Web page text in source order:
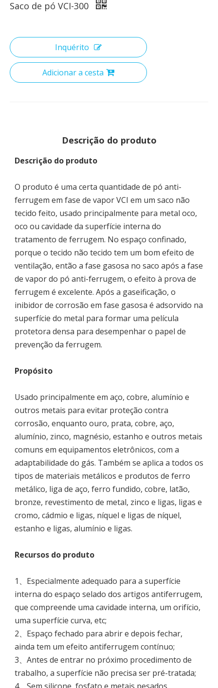
Saco de pó VCI-300
Inquérito
Adicionar a cesta
Descrição do produto
Descrição do produto
O produto é uma certa quantidade de pó anti-
ferrugem em fase de vapor VCI em um saco não
tecido feito, usado principalmente para metal oco,
oco ou cavidade da superfície interna do
tratamento de ferrugem. No espaço confinado,
porque o tecido não tecido tem um bom efeito de
ventilação, então a fase gasosa no saco após a fase
de vapor do pó anti-ferrugem, o efeito à prova de
ferrugem é excelente. Após a gaseificação, o
inibidor de corrosão em fase gasosa é adsorvido na
superfície do metal para formar uma película
protetora densa para desempenhar o papel de
prevenção da ferrugem.
Propósito
Usado principalmente em aço, cobre, alumínio e
outros metais para evitar proteção contra
corrosão, enquanto ouro, prata, cobre, aço,
alumínio, zinco, magnésio, estanho e outros metais
comuns em equipamentos eletrônicos, com a
adaptabilidade do gás. Também se aplica a todos os
tipos de materiais metálicos e produtos de ferro
metálico, liga de aço, ferro fundido, cobre, latão,
bronze, revestimento de metal, zinco e ligas, ligas e
cromo, cádmio e ligas, níquel e ligas de níquel,
estanho e ligas, alumínio e ligas.
Recursos do produto
1、Especialmente adequado para a superfície
interna do espaço selado dos artigos antiferrugem,
que compreende uma cavidade interna, um orifício,
uma superfície curva, etc;
2、Espaço fechado para abrir e depois fechar,
ainda tem um efeito antiferrugem contínuo;
3、Antes de entrar no próximo procedimento de
trabalho, a superfície não precisa ser pré-tratada;